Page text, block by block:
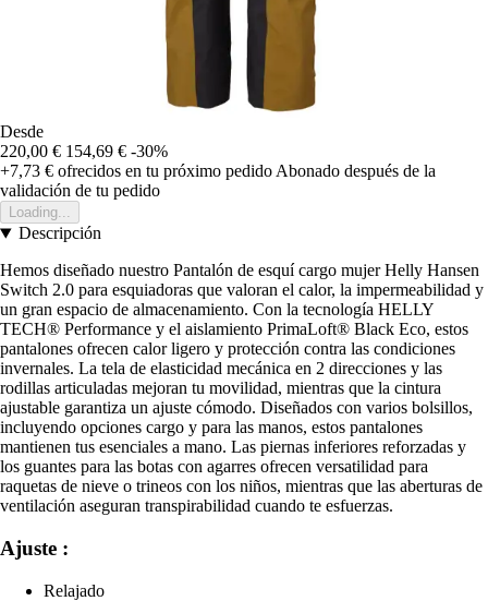
Desde
220,00 € 154,69 € -30%
+7,73 € ofrecidos en tu próximo pedidoAbonado después de la
validación de tu pedido
Loading...
Descripción
Hemos diseñado nuestro Pantalón de esquí cargo mujer Helly Hansen
Switch 2.0 para esquiadoras que valoran el calor, la impermeabilidad y
un gran espacio de almacenamiento. Con la tecnología HELLY
TECH® Performance y el aislamiento PrimaLoft® Black Eco, estos
pantalones ofrecen calor ligero y protección contra las condiciones
invernales. La tela de elasticidad mecánica en 2 direcciones y las
rodillas articuladas mejoran tu movilidad, mientras que la cintura
ajustable garantiza un ajuste cómodo. Diseñados con varios bolsillos,
incluyendo opciones cargo y para las manos, estos pantalones
mantienen tus esenciales a mano. Las piernas inferiores reforzadas y
los guantes para las botas con agarres ofrecen versatilidad para
raquetas de nieve o trineos con los niños, mientras que las aberturas de
ventilación aseguran transpirabilidad cuando te esfuerzas.
Ajuste :
Relajado